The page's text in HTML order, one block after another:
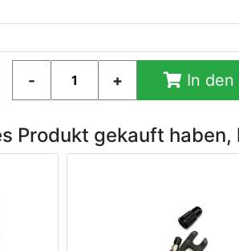
In den
Produkt gekauft